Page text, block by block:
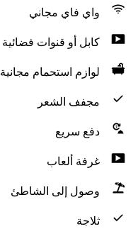
واي فاي مجاني
كابل أو قنوات فضائية
لوازم استحمام مجانية
مجفف الشعر
دفع سريع
غرفة ألعاب
وصول إلى الشاطئ
ثلاجة